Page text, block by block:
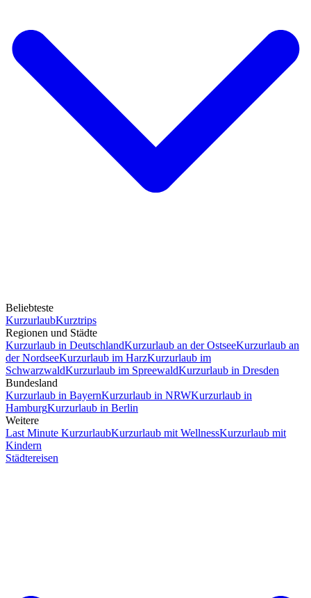
Beliebteste
KurzurlaubKurztrips
Regionen und Städte
Kurzurlaub in DeutschlandKurzurlaub an der OstseeKurzurlaub an
der NordseeKurzurlaub im HarzKurzurlaub im
SchwarzwaldKurzurlaub im SpreewaldKurzurlaub in Dresden
Bundesland
Kurzurlaub in BayernKurzurlaub in NRWKurzurlaub in
HamburgKurzurlaub in Berlin
Weitere
Last Minute KurzurlaubKurzurlaub mit WellnessKurzurlaub mit
Kindern
Städtereisen